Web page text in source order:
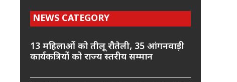
NEWS CATEGORY
13 महिलाओं को तीलू रौतेली, 35 आंगनवाड़ी
कार्यकत्रियों को राज्य स्तरीय सम्मान